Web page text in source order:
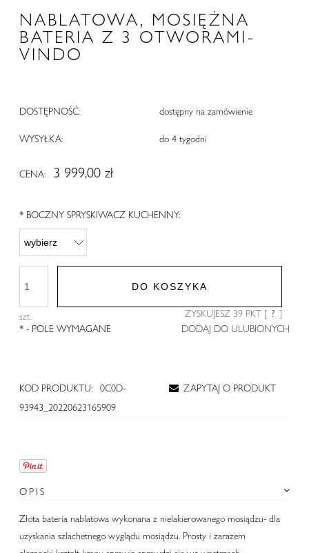
NABLATOWA, MOSIĘŻNA
BATERIA Z 3 OTWORAMI-
VINDO
DOSTĘPNOŚĆ: dostępny na zamówienie
WYSYŁKA: do 4 tygodni
CENA: 3 999,00 zł
* BOCZNY SPRYSKIWACZ KUCHENNY:
szt.
DO KOSZYKA
ZYSKUJESZ 39PKT [ ? ]
DODAJ DO ULUBIONYCH
* - POLE WYMAGANE
KOD PRODUKTU:
0C0D-
93943_20220623165909
ZAPYTAJ O PRODUKT
OPIS
Złota bateria nablatowa wykonana z nielakierowanego mosiądzu- dla
uzyskania szlachetnego wyglądu mosiądzu. Prosty i zarazem